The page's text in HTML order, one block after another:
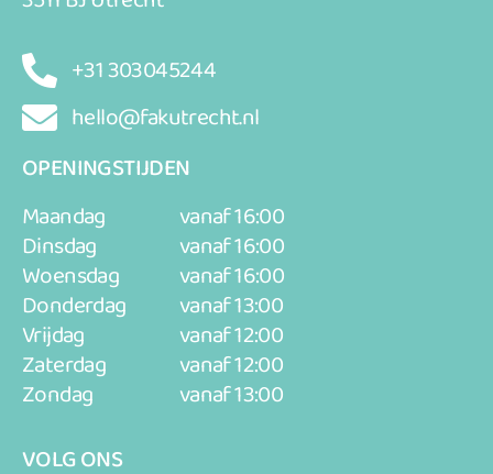
+31 303045244
hello@fakutrecht.nl
OPENINGSTIJDEN
Maandag
Dinsdag
Woensdag
Donderdag
Vrijdag
Zaterdag
Zondag
vanaf 16:00
vanaf 16:00
vanaf 16:00
vanaf 13:00
vanaf 12:00
vanaf 12:00
vanaf 13:00
VOLG ONS